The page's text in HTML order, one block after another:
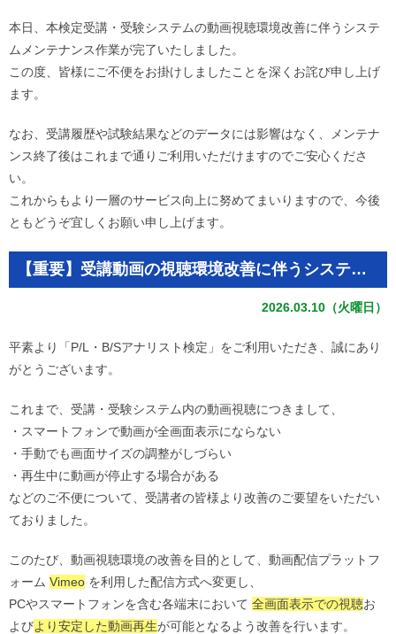
本日、本検定受講・受験システムの動画視聴環境改善に伴うシステ
ムメンテナンス作業が完了いたしました。
この度、皆様にご不便をお掛けしましたことを深くお詫び申し上げ
ます。
なお、受講履歴や試験結果などのデータには影響はなく、メンテナ
ンス終了後はこれまで通りご利用いただけますのでご安心くださ
い。
これからもより一層のサービス向上に努めてまいりますので、今後
ともどうぞ宜しくお願い申し上げます。
【重要】受講動画の視聴環境改善に伴うシステムメンテナンスのお知らせ Brain e-learning room
2026.03.10（火曜日）
平素より「P/L・B/Sアナリスト検定」をご利用いただき、誠にあり
がとうございます。
これまで、受講・受験システム内の動画視聴につきまして、
・スマートフォンで動画が全画面表示にならない
・手動でも画面サイズの調整がしづらい
・再生中に動画が停止する場合がある
などのご不便について、受講者の皆様より改善のご要望をいただい
ておりました。
このたび、動画視聴環境の改善を目的として、動画配信プラットフ
ォーム Vimeo を利用した配信方式へ変更し、
PCやスマートフォンを含む各端末において 全画面表示での視聴お
よびより安定した動画再生が可能となるよう改善を行います。